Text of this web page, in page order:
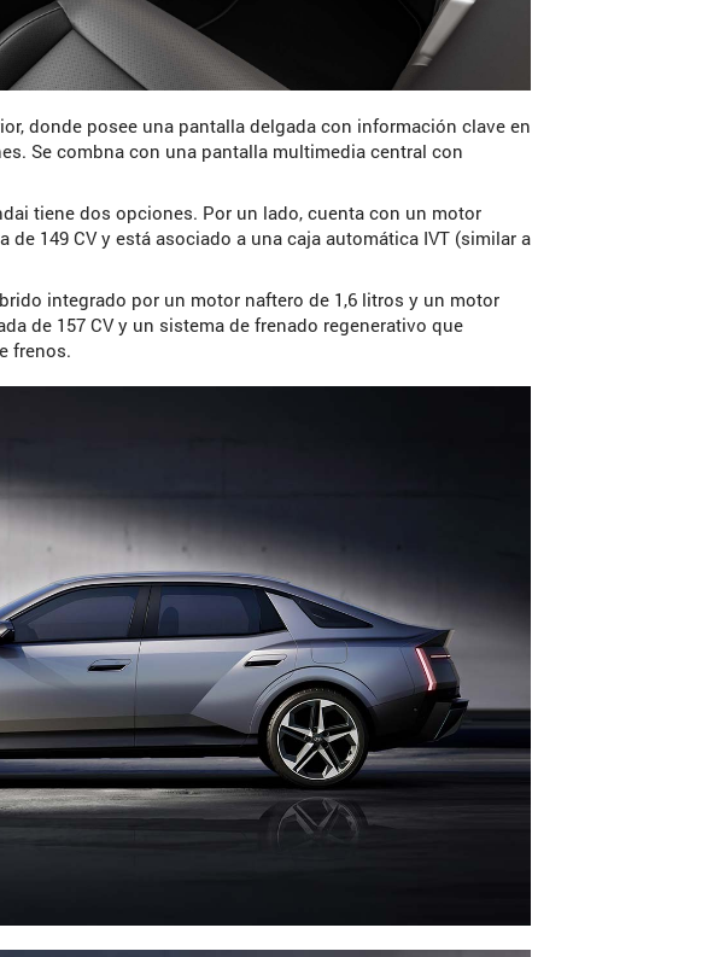
donde posee una pantalla delgada con información clave en
Se combna con una pantalla multimedia central con
tiene dos opciones. Por un lado, cuenta con un motor
de 149 CV y está asociado a una caja automática IVT (similar a
integrado por un motor naftero de 1,6 litros y un motor
de 157 CV y un sistema de frenado regenerativo que
frenos.